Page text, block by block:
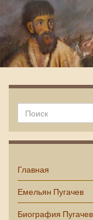
Емельян Пугачев
Главная
Емельян Пугачев
Биография